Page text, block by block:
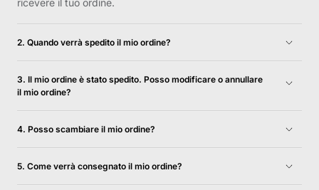
ricevere il tuo ordine.
2. Quando verrà spedito il mio ordine?
lavorativo successivo e verranno consegnati entro 1-5 giorni
lavorativi. Per ulteriori informazioni, consulta la
3. Il mio ordine è stato spedito. Posso modificare o annullare
il mio ordine?
ordine una volta spedito.
4. Posso scambiare il mio ordine?
desiderato, ti consigliamo di restituire l'articolo originale. Una
5. Come verrà consegnato il mio ordine?